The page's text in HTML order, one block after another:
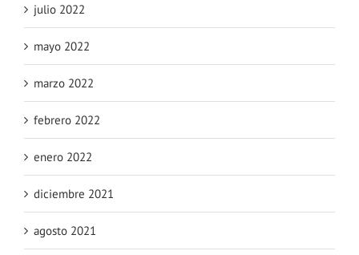
julio 2022
mayo 2022
marzo 2022
febrero 2022
enero 2022
diciembre 2021
agosto 2021